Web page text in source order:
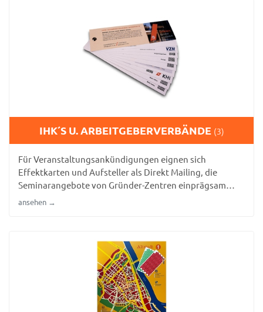
IHK´S U. ARBEITGEBERVERBÄNDE (3)
Für Veranstaltungsankündigungen eignen sich
Effektkarten und Aufsteller als Direkt Mailing, die
Seminarangebote von Gründer-Zentren einprägsam
vermitteln.
ansehen →